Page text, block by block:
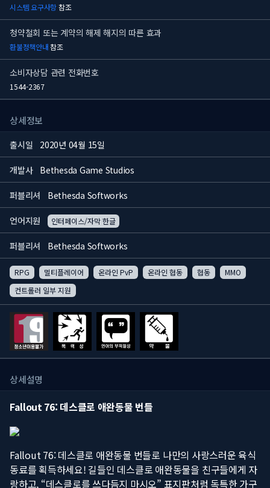
시스템 요구사항참조
청약철회 또는 계약의 해제 해지의 따른 효과
환불정책안내참조
소비자상담 관련 전화번호
1544-2367
상세정보
출시일 2020년 04월 15일
개발사 Bethesda Game Studios
퍼블리셔 Bethesda Softworks
언어지원 인터페이스/자막 한글
퍼블리셔 Bethesda Softworks
RPG 멀티플레이어 온라인 PvP 온라인 협동 협동
MMO
컨트롤러 일부 지원
상세설명
Fallout 76: 데스클로 애완동물 번들
Fallout 76: 데스클로 애완동물 번들로 나만의 사랑스러운 육식
동료를 획득하세요! 길들인 데스클로 애완동물을 친구들에게 자
랑하고, “데스클로를 쓰다듬지 마시오” 표지판처럼 독특한 가구